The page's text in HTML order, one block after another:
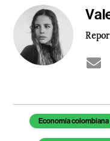
Temas de este
Economía colombiana